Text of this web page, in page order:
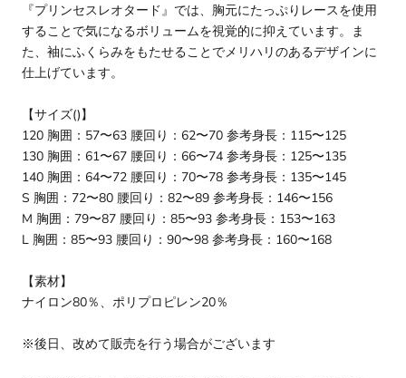
『プリンセスレオタード』では、胸元にたっぷりレースを使用
することで気になるボリュームを視覚的に抑えています。ま
た、袖にふくらみをもたせることでメリハリのあるデザインに
仕上げています。
【サイズ()】
120 胸囲：57〜63 腰回り：62〜70 参考身長：115〜125
130 胸囲：61〜67 腰回り：66〜74 参考身長：125〜135
140 胸囲：64〜72 腰回り：70〜78 参考身長：135〜145
S 胸囲：72〜80 腰回り：82〜89 参考身長：146〜156
M 胸囲：79〜87 腰回り：85〜93 参考身長：153〜163
L 胸囲：85〜93 腰回り：90〜98 参考身長：160〜168
【素材】
ナイロン80％、ポリプロピレン20％
※後日、改めて販売を行う場合がございます